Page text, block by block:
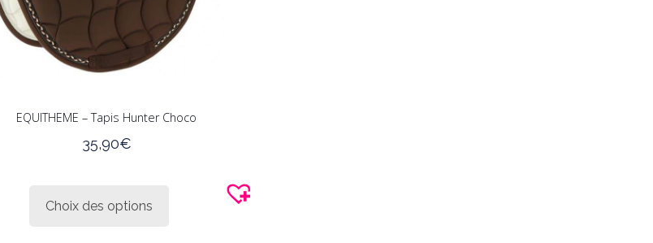
EQUITHEME – Tapis Hunter Choco
35,90€
Choix des options